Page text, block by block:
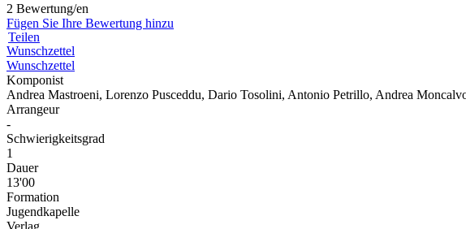
2 Bewertung/en
Fügen Sie Ihre Bewertung hinzu
Teilen
Wunschzettel
Wunschzettel
Komponist
Andrea Mastroeni, Lorenzo Pusceddu, Dario Tosolini, Antonio Petrillo, Andrea
Arrangeur
-
Schwierigkeitsgrad
1
Dauer
13'00
Formation
Jugendkapelle
Verlag